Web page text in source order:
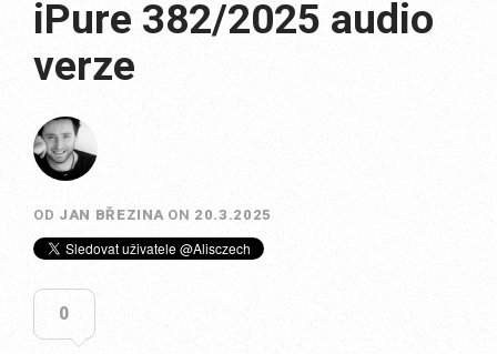
iPure 382/2025 audio
verze
OD JAN BŘEZINA ON 20.3.2025
0